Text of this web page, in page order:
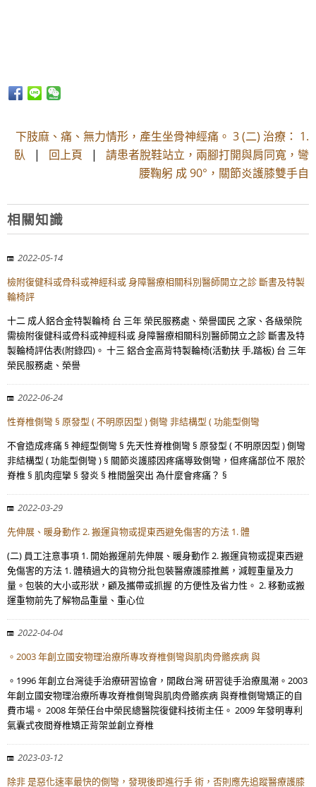
下肢麻、痛、無力情形，產生坐骨神經痛。 3 (二) 治療： 1.
臥 | 回上頁 | 請患者脫鞋站立，兩腳打開與肩同寬，彎
腰鞠躬 成 90°，關節炎護膝雙手自
相關知識
2022-05-14
檢附復健科或骨科或神經科或 身障醫療相關科別醫師開立之診 斷書及特製
輪椅評
十二 成人鋁合金特製輪椅 台 三年 榮民服務處、榮譽國民 之家、各級榮院
需檢附復健科或骨科或神經科或 身障醫療相關科別醫師開立之診 斷書及特
製輪椅評估表(附錄四)。 十三 鋁合金高背特製輪椅(活動扶 手,踏板) 台 三年
榮民服務處、榮譽
2022-06-24
性脊椎側彎 § 原發型 ( 不明原因型 ) 側彎 非結構型 ( 功能型側彎
不會造成疼痛 § 神經型側彎 § 先天性脊椎側彎 § 原發型 ( 不明原因型 ) 側彎
非結構型 ( 功能型側彎 ) § 關節炎護膝因疼痛導致側彎，但疼痛部位不 限於
脊椎 § 肌肉痙攣 § 發炎 § 椎間盤突出 為什麼會疼痛？ §
2022-03-29
先伸展、暖身動作 2. 搬運貨物或提東西避免傷害的方法 1. 體
(二) 員工注意事項 1. 開始搬運前先伸展、暖身動作 2. 搬運貨物或提東西避
免傷害的方法 1. 體積過大的貨物分批包裝醫療護膝推薦，減輕重量及力
量。包裝的大小或形狀，顧及攜帶或抓握 的方便性及省力性。 2. 移動或搬
運重物前先了解物品重量、重心位
2022-04-04
。2003 年創立國安物理治療所專攻脊椎側彎與肌肉骨骼疾病 與
。1996 年創立台灣徒手治療研習協會，開啟台灣 研習徒手治療風潮。2003
年創立國安物理治療所專攻脊椎側彎與肌肉骨骼疾病 與脊椎側彎矯正的自
費市場。 2008 年榮任台中榮民總醫院復健科技術主任。 2009 年發明專利
氣囊式夜間脊椎矯正背架並創立脊椎
2023-03-12
除非 是惡化速率最快的側彎，發現後即進行手 術，否則應先追蹤醫療護膝